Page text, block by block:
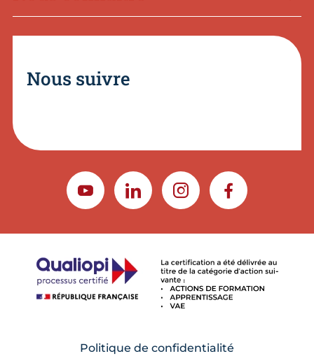
Nous suivre
YOUTUBELINKEDININSTAGRAMFACEBOOK
Politique de confidentialité